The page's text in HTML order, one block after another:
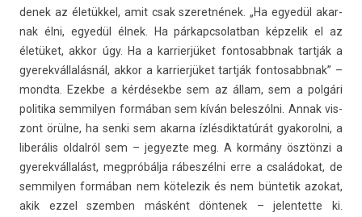
denek az életükkel, amit csak szeret­nének. „Ha egyedül akar­
nak élni, egyedül élnek. Ha pár­kapcsolat­ban kép­zelik el az
életüket, akkor úgy. Ha a kar­rier­jüket fon­tosabbnak tartják a
gyerek­vállalás­nál, akkor a kar­rier­jüket tartják fon­tosabbnak” –
mondta. Ezek­be a kérdésekbe sem az állam, sem a polgári
politika sem­mily­en formában sem kíván be­les­zólni. Annak vis­
zont örülne, ha senki sem akar­na ízlés­diktatúrát gyakorol­ni, a
liberális ol­dalról sem – jegyez­te meg. A kormány ösztönzi a
gyerek­vállalást, megpróbálja rábeszélni erre a családokat, de
sem­mily­en formában nem kötelezik és nem bün­tetik azokat,
akik ezzel szemb­en másként dön­tenek – jelen­tette ki.